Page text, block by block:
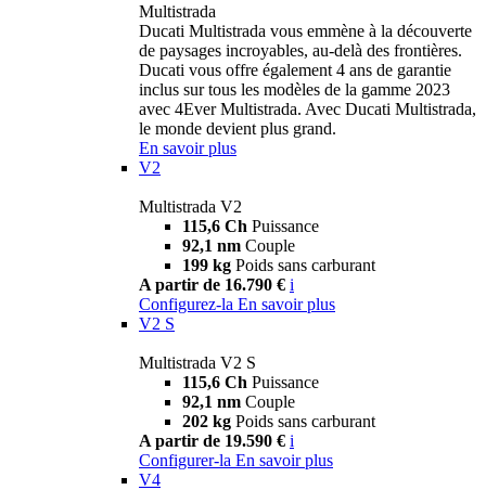
Multistrada
Ducati Multistrada vous emmène à la découverte
de paysages incroyables, au-delà des frontières.
Ducati vous offre également 4 ans de garantie
inclus sur tous les modèles de la gamme 2023
avec 4Ever Multistrada. Avec Ducati Multistrada,
le monde devient plus grand.
En savoir plus
V2
Multistrada V2
115,6 Ch Puissance
92,1 nm Couple
199 kg Poids sans carburant
A partir de 16.790 € i
Configurez-la En savoir plus
V2 S
Multistrada V2 S
115,6 Ch Puissance
92,1 nm Couple
202 kg Poids sans carburant
A partir de 19.590 € i
Configurer-la En savoir plus
V4